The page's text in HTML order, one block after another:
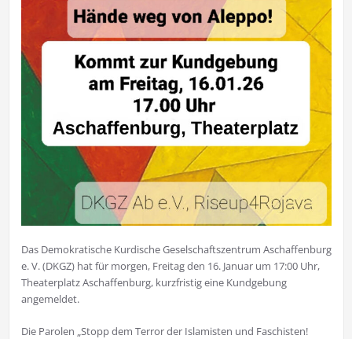
Das Demokratische Kurdische Geselschaftszentrum Aschaffenburg
e. V. (DKGZ) hat für morgen, Freitag den 16. Januar um 17:00 Uhr,
Theaterplatz Aschaffenburg, kurzfristig eine Kundgebung
angemeldet.
Die Parolen „Stopp dem Terror der Islamisten und Faschisten!